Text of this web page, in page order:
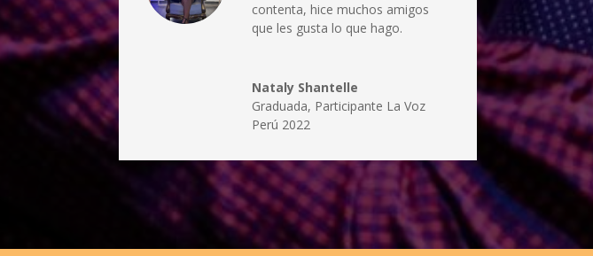
contenta, hice muchos amigos
que les gusta lo que hago.
Nataly Shantelle
Graduada, Participante La Voz
Perú 2022